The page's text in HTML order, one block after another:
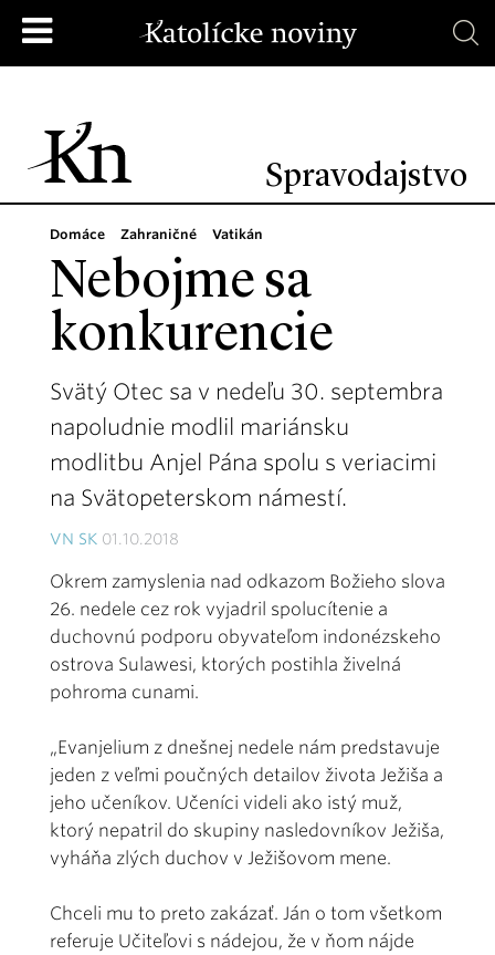
Spravodajstvo
Domáce Zahraničné Vatikán
Nebojme sa
konkurencie
Svätý Otec sa v nedeľu 30. septembra
napoludnie modlil mariánsku
modlitbu Anjel Pána spolu s veriacimi
na Svätopeterskom námestí.
VN SK 01.10.2018
Okrem zamyslenia nad odkazom Božieho slova
26. nedele cez rok vyjadril spolucítenie a
duchovnú podporu obyvateľom indonézskeho
ostrova Sulawesi, ktorých postihla živelná
pohroma cunami.
„Evanjelium z dnešnej nedele nám predstavuje
jeden z veľmi poučných detailov života Ježiša a
jeho učeníkov. Učeníci videli ako istý muž,
ktorý nepatril do skupiny nasledovníkov Ježiša,
vyháňa zlých duchov v Ježišovom mene.
Chceli mu to preto zakázať. Ján o tom všetkom
referuje Učiteľovi s nádejou, že v ňom nájde